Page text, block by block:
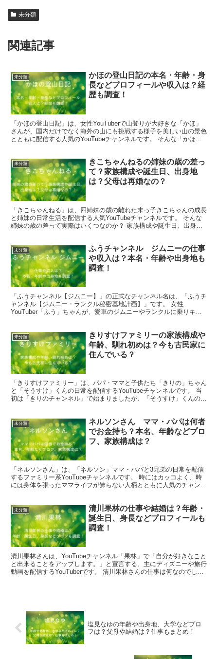
未分類
関連記事
未分類
かほの登山日記の本名・年齢・身
長などプロフィールや収入は？経
歴も調査！
「かほの登山日記」は、女性YouTuberで山登りが大好きな「かほ」
さんが、国内だけでなく海外の山にも挑戦する様子を美しい山の景色
とともに配信する人気のYouTubeチャンネルです。 そんな「かほの
未分類
きこちゃんねるの姉妹の歳の差っ
て？家族構成や誕生日、出身地
は？父母は再婚なの？
「きこちゃんねる」は、四姉妹の歳の離れた末っ子きこちゃんの成長
と姉妹の日常生活を配信する人気YouTubeチャンネルです。 そんな
姉妹の歳の差って実際はいくつなのか？ 家族構成や誕生日、出身地
未分類
ふうチャンネル ジムニーの仕事
や収入は？本名・年齢や出身地も
調査！
「ふうチャンネル【ジムニー】」の正式なチャンネル名は、「ふうチ
ャンネル【ジムニー・ランクル秘密基地計画】」です。 女性
YouTuber「ふう」ちゃんが、愛車のジムニーやランクルに乗りキャ
未分類
きりすけファミリーの家族構成や
年齢、馴れ初めは？今も古民家に
住んでいる？
「きりすけファミリー」は、パパ・ママと子供たち「きりの」ちゃん
と「そうすけ」くんの日常を配信するYouTubeチャンネルです。 当
初は「きりのチャンネル」で始まりましたが、「そうすけ」くんの誕
未分類
ネルソンさん ママ・パパは何者
でお金持ち？本名、年齢などプロ
フ、家族構成は？
「ネルソンさん」は、「ネルソン」ママ・パパと3兄弟の日常を配信
するファミリー系YouTubeチャンネルです。 時にはカッコよく、時
には身体を張ったママライフが飾らない人柄とともに人気のチャンネ
未分類
清川果林の仕事や結婚は？年齢・
誕生日、身長などプロフィールも
調査！
清川果林さんは、YouTubeチャンネル「果林」で「自分が好きなこと
と出来ることをアップします。」と宣言する、主にディズニーや旅行
動画を配信するYouTuberです。 清川果林さんの仕事は何なのでしょ
塩見なゆの年齢や出身地、大学などプロ
フは？父母や結婚は？仕事もまとめ！